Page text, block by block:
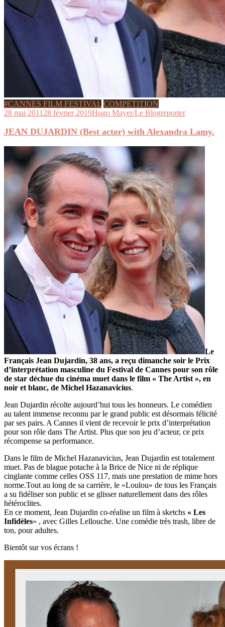
#CANNES FILM FESTIVAL COMPÉTITION
28 mai 2011 28 février 2019Hugo Mayer/Le Blogreporter
JEAN DUJARDIN (Best actor) with Alexandra Lamy.
Le
Français Jean Dujardin, 38 ans, a reçu dimanche soir le Prix
d’interprétation masculine du Festival de Cannes pour son rôle
de star déchue du cinéma muet dans le film « The Artist », en
noir et blanc, de Michel Hazanavicius.
Jean Dujardin récolte aujourd’hui tous les honneurs. Le comédien
au talent immense reconnu par le grand public est désormais félicité
par ses pairs. A Cannes il vient de recevoir le prix d’interprétation
pour son rôle dans The Artist. Plus que son jeu d’acteur, ce prix
récompense sa performance.
Dans le film de Michel Hazanavicius, Jean Dujardin est totalement
muet. Pas de blague potache à la Brice de Nice ni de réplique
cinglante comme celles OSS 117, mais une prestation de mime hors
norme.Tout au long de sa carrière, le «Loulou» de tous les Français
a su fidéliser son public et se glisser naturellement dans des rôles
hétéroclites.
En ce moment, Jean Dujardin co-réalise un film à sketchs « Les
Infidèles« , avec Gilles Lellouche. Une comédie très trash, libre de
ton, pour adultes.
Bientôt sur vos écrans !